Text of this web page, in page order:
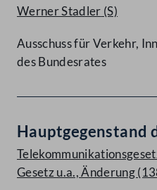
Werner Stadler (S)
Ausschuss für Verkehr,
des Bundesrates
Hauptgegenstand
Gesetz u.a., Änderung